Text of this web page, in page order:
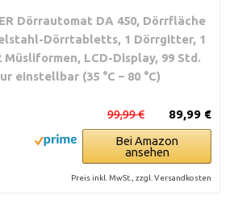
Dörrautomat DA 450, Dörrfläche
Dörrtabletts, 1 Dörrgitter, 1
LCD-Display, 99 Std.
einstellbar (35 °C – 80 °C)
89,99 €
99,99 €
Bei Amazon
ansehen
Preis inkl. MwSt., zzgl. Versandkosten